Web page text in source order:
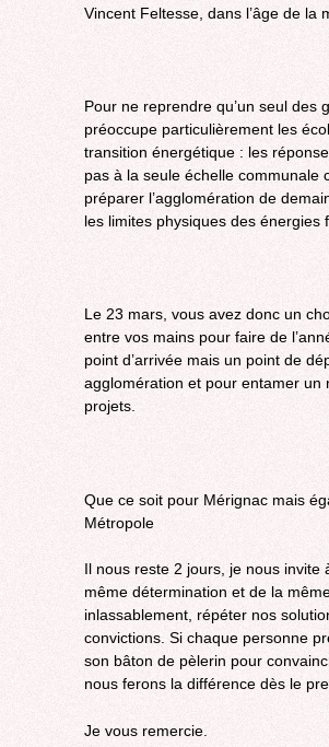
Vincent Feltesse, dans l’âge de la
Pour ne reprendre qu’un seul des
préoccupe particulièrement les
transition énergétique : les
pas à la seule échelle communale
préparer l’agglomération de
les limites physiques des énergies
Le 23 mars, vous avez donc un
entre vos mains pour faire de
point d’arrivée mais un point de
agglomération et pour entamer un
projets.
Que ce soit pour Mérignac mais
Métropole
Il nous reste 2 jours, je nous invite
même détermination et de la
inlassablement, répéter nos
convictions. Si chaque personne
son bâton de pèlerin pour
nous ferons la différence dès le
Je vous remercie.